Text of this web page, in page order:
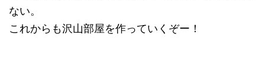
ない。
これからも沢山部屋を作っていくぞー！